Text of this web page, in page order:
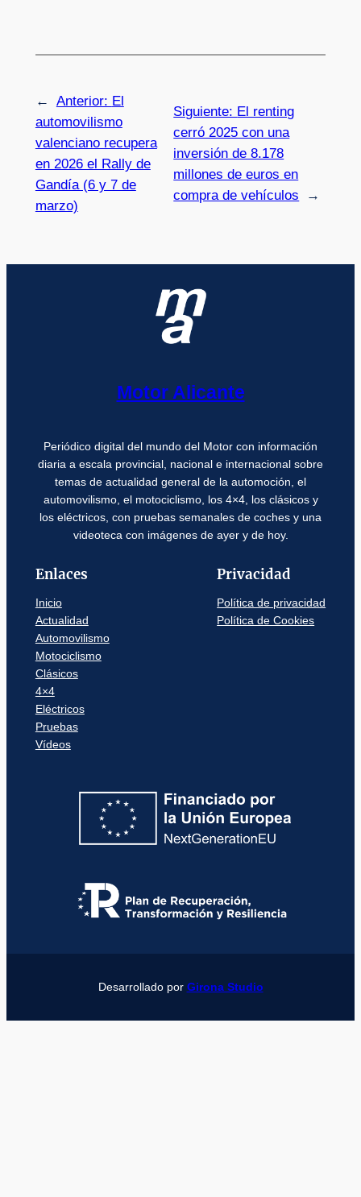
← Anterior: El
automovilismo
valenciano recupera
en 2026 el Rally de
Gandía (6 y 7 de
marzo)
Siguiente: El renting
cerró 2025 con una
inversión de 8.178
millones de euros en
compra de vehículos
→
Motor Alicante
Periódico digital del mundo del Motor con información
diaria a escala provincial, nacional e internacional sobre
temas de actualidad general de la automoción, el
automovilismo, el motociclismo, los 4×4, los clásicos y
los eléctricos, con pruebas semanales de coches y una
videoteca con imágenes de ayer y de hoy.
Enlaces
Inicio
Actualidad
Automovilismo
Motociclismo
Clásicos
4×4
Eléctricos
Pruebas
Vídeos
Privacidad
Política de privacidad
Política de Cookies
Desarrollado por Girona Studio